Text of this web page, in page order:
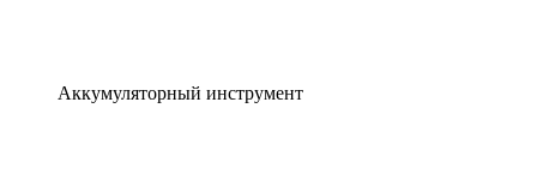
Аккумуляторный инструмент